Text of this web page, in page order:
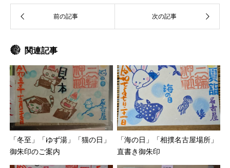
関連記事
「冬至」「ゆず湯」「猫の日」
御朱印のご案内
「海の日」「相撲名古屋場所」
直書き御朱印